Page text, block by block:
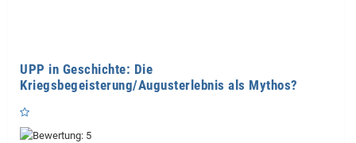
UPP in Geschichte: Die
Kriegsbegeisterung/Augusterlebnis als Mythos?